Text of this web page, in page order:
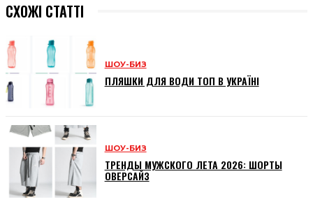
СХОЖІ СТАТТІ
ШОУ-БИЗ
ПЛЯШКИ ДЛЯ ВОДИ ТОП В УКРАЇНІ
ШОУ-БИЗ
ТРЕНДЫ МУЖСКОГО ЛЕТА 2026: ШОРТЫ
ОВЕРСАЙЗ